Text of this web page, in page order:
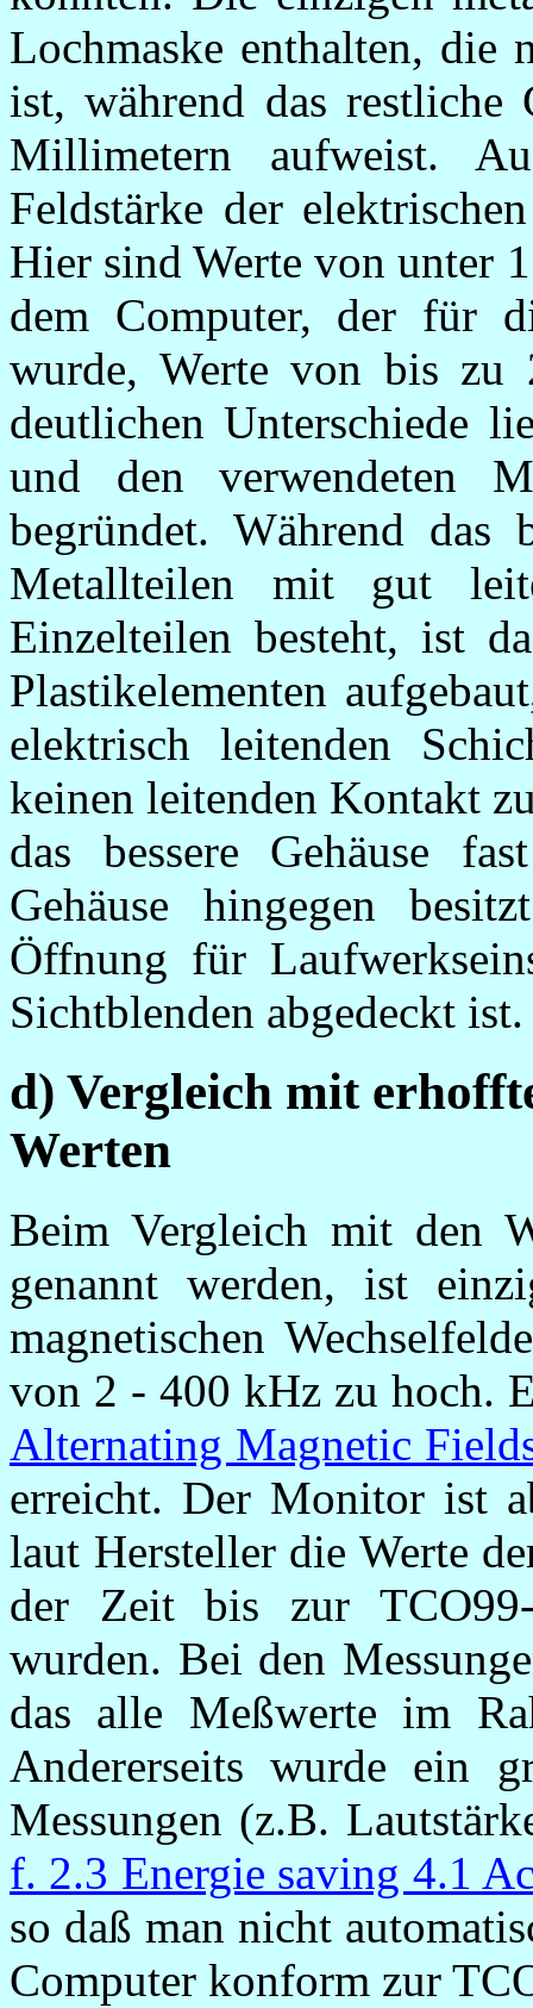
Lochmaske enthalten,
ist, während das restliche
Millimetern aufweist.
Feldstärke der
Hier sind Werte von unter
dem Computer, der für
wurde, Werte von bis zu
deutlichen Unterschiede
und den verwendeten
begründet. Während das
Metallteilen mit gut
Einzelteilen besteht, ist
Plastikelementen
elektrisch leitenden
keinen leitenden Kontakt
das bessere Gehäuse
Gehäuse hingegen
Öffnung für
Sichtblenden abgedeckt ist.
d) Vergleich mit
Werten
Beim Vergleich mit den
genannt werden, ist
magnetischen
von 2 - 400 kHz zu hoch.
Alternating Magnetic
erreicht. Der Monitor ist
laut Hersteller die Werte
der Zeit bis zur
wurden. Bei den
das alle Meßwerte im
Andererseits wurde ein
Messungen (z.B.
f. 2.3 Energie saving 4.1
so daß man nicht
Computer konform zur